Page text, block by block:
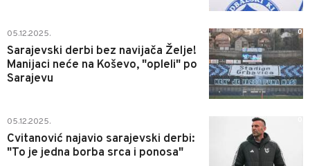
05.12.2025.
Sarajevski derbi bez navijača Želje!
Manijaci neće na Koševo, "opleli" po
Sarajevu
0
05.12.2025.
Cvitanović najavio sarajevski derbi:
"To je jedna borba srca i ponosa"